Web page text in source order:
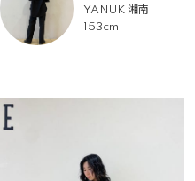
YANUK 湘南
153cm